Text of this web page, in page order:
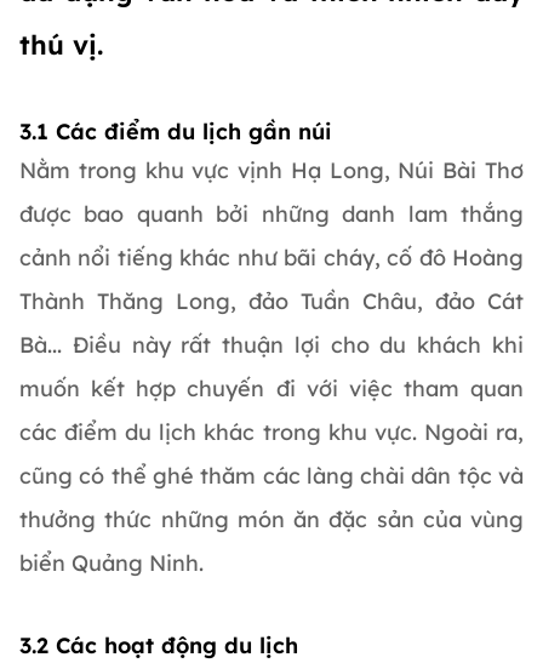
thú vị.
3.1 Các điểm du lịch gần núi
Nằm trong khu vực vịnh Hạ Long, Núi Bài Thơ
được bao quanh bởi những danh lam thắng
cảnh nổi tiếng khác như bãi cháy, cố đô Hoàng
Thành Thăng Long, đảo Tuần Châu, đảo Cát
Bà... Điều này rất thuận lợi cho du khách khi
muốn kết hợp chuyến đi với việc tham quan
các điểm du lịch khác trong khu vực. Ngoài ra,
cũng có thể ghé thăm các làng chài dân tộc và
thưởng thức những món ăn đặc sản của vùng
biển Quảng Ninh.
3.2 Các hoạt động du lịch